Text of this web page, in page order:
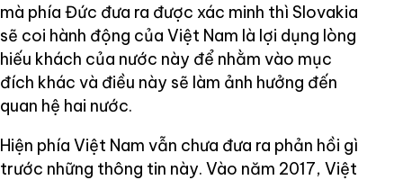
mà phía Đức đưa ra được xác minh thì Slovakia
sẽ coi hành động của Việt Nam là lợi dụng lòng
hiếu khách của nước này để nhằm vào mục
đích khác và điều này sẽ làm ảnh hưởng đến
quan hệ hai nước.
Hiện phía Việt Nam vẫn chưa đưa ra phản hồi gì
trước những thông tin này. Vào năm 2017, Việt